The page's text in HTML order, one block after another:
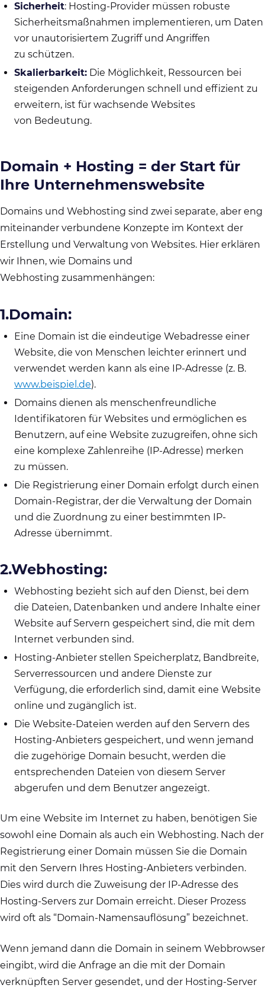
Sicherheit: Hosting-Provider müssen robuste
Sicherheitsmaßnahmen implementieren, um Daten
vor unautorisiertem Zugriff und Angriffen
zu schützen.
Skalierbarkeit: Die Möglichkeit, Ressourcen bei
steigenden Anforderungen schnell und effizient zu
erweitern, ist für wachsende Websites
von Bedeutung.
Domain + Hosting = der Start für
Ihre Unternehmenswebsite
Domains und Webhosting sind zwei separate, aber eng
miteinander verbundene Konzepte im Kontext der
Erstellung und Verwaltung von Websites. Hier erklären
wir Ihnen, wie Domains und
Webhosting zusammenhängen:
1.Domain:
Eine Domain ist die eindeutige Webadresse einer
Website, die von Menschen leichter erinnert und
verwendet werden kann als eine IP-Adresse (z. B.
www.beispiel.de).
Domains dienen als menschenfreundliche
Identifikatoren für Websites und ermöglichen es
Benutzern, auf eine Website zuzugreifen, ohne sich
eine komplexe Zahlenreihe (IP-Adresse) merken
zu müssen.
Die Registrierung einer Domain erfolgt durch einen
Domain-Registrar, der die Verwaltung der Domain
und die Zuordnung zu einer bestimmten IP-
Adresse übernimmt.
2.Webhosting:
Webhosting bezieht sich auf den Dienst, bei dem
die Dateien, Datenbanken und andere Inhalte einer
Website auf Servern gespeichert sind, die mit dem
Internet verbunden sind.
Hosting-Anbieter stellen Speicherplatz, Bandbreite,
Serverressourcen und andere Dienste zur
Verfügung, die erforderlich sind, damit eine Website
online und zugänglich ist.
Die Website-Dateien werden auf den Servern des
Hosting-Anbieters gespeichert, und wenn jemand
die zugehörige Domain besucht, werden die
entsprechenden Dateien von diesem Server
abgerufen und dem Benutzer angezeigt.
Um eine Website im Internet zu haben, benötigen Sie
sowohl eine Domain als auch ein Webhosting. Nach der
Registrierung einer Domain müssen Sie die Domain
mit den Servern Ihres Hosting-Anbieters verbinden.
Dies wird durch die Zuweisung der IP-Adresse des
Hosting-Servers zur Domain erreicht. Dieser Prozess
wird oft als “Domain-Namensauflösung” bezeichnet.
Wenn jemand dann die Domain in seinem Webbrowser
eingibt, wird die Anfrage an die mit der Domain
verknüpften Server gesendet, und der Hosting-Server